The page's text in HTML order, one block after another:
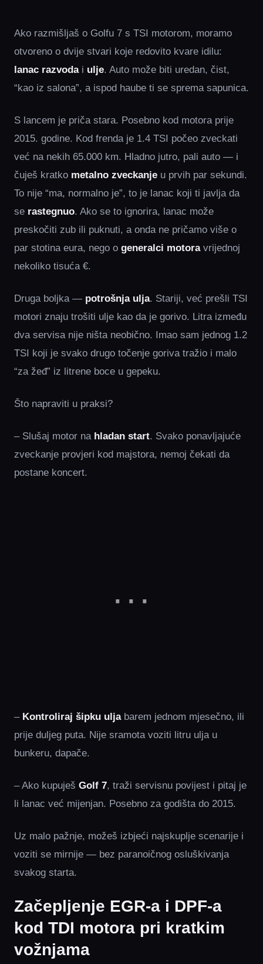
Ako razmišljaš o Golfu 7 s TSI motorom, moramo
otvoreno o dvije stvari koje redovito kvare idilu:
lanac razvodai ulje. Auto može biti uredan, čist,
“kao iz salona”, a ispod haube ti se sprema sapunica.
S lancem je priča stara. Posebno kod motora prije
2015. godine. Kod frenda je 1.4 TSI počeo zveckati
već na nekih 65.000 km. Hladno jutro, pali auto — i
čuješ kratko metalno zveckanje u prvih par sekundi.
To nije “ma, normalno je”, to je lanac koji ti javlja da
se rastegnuo. Ako se to ignorira, lanac može
preskočiti zub ili puknuti, a onda ne pričamo više o
par stotina eura, nego o generalci motoravrijednoj
nekoliko tisuća €.
Druga boljka — potrošnja ulja. Stariji, već prešli TSI
motori znaju trošiti ulje kao da je gorivo. Litra između
dva servisa nije ništa neobično. Imao sam jednog 1.2
TSI koji je svako drugo točenje goriva tražio i malo
“za žeđ” iz litrene boce u gepeku.
Što napraviti u praksi?
– Slušaj motor na hladan start. Svako ponavljajuće
zveckanje provjeri kod majstora, nemoj čekati da
postane koncert.
– Kontroliraj šipku uljabarem jednom mjesečno, ili
prije duljeg puta. Nije sramota voziti litru ulja u
bunkeru, dapače.
– Ako kupuješ Golf 7, traži servisnu povijest i pitaj je
li lanac već mijenjan. Posebno za godišta do 2015.
Uz malo pažnje, možeš izbjeći najskuplje scenarije i
voziti se mirnije — bez paranoičnog osluškivanja
svakog starta.
Začepljenje EGR-a i DPF-a
kod TDI motora pri kratkim
vožnjama